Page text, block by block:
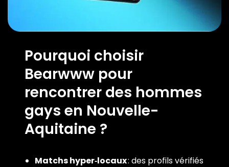
Pourquoi choisir
Bearwww pour
rencontrer des hommes
gays en Nouvelle-
Aquitaine ?
Matchs hyper‑locaux: des profils vérifiés